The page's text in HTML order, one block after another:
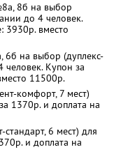
8б на выбор
до 4 человек.
3930р. вместо
на выбор (дуплекс-
Купон за
11500р.
комфорт, 7 мест)
1370р. и доплата на
6 мест) для
и доплата на